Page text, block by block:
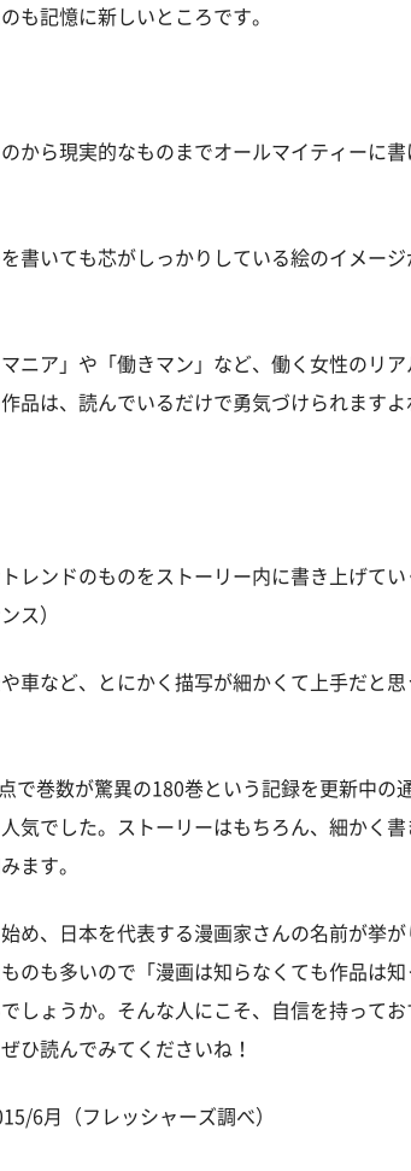
も記憶に新しいところです。
のから現実的なものまでオールマイティーに
を書いても芯がしっかりしている絵のイメー
マニア」や「働きマン」など、働く女性のリ
品は、読んでいるだけで勇気づけられます
トレンドのものをストーリー内に書き上げて
ス）
や車など、とにかく描写が細かくて上手だと
で巻数が驚異の180巻という記録を更新中の
気でした。ストーリーはもちろん、細かく
ます。
め、日本を代表する漫画家さんの名前が挙
のも多いので「漫画は知らなくても作品は
しょうか。そんな人にこそ、自信を持って
ひ読んでみてくださいね！
6月（フレッシャーズ調べ）